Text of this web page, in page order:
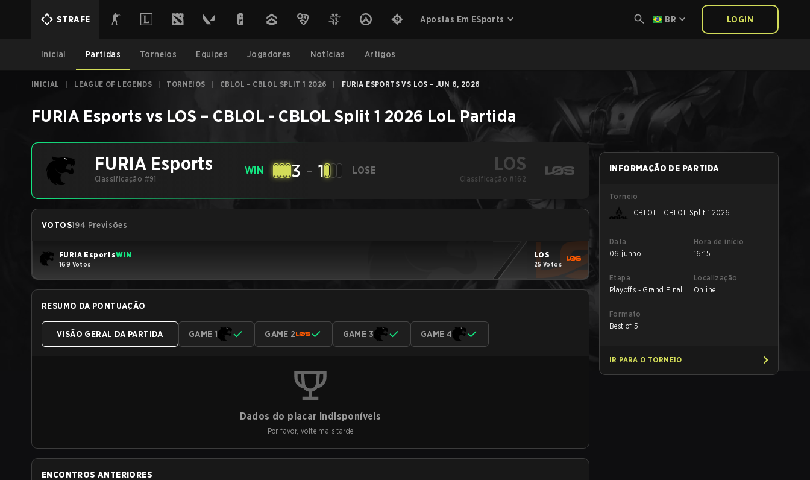
STRAFE Apostas Em ESports BR LOGIN
Inicial Partidas Torneios Equipes Jogadores Notícias Artigos
INICIAL LEAGUE OF LEGENDS TORNEIOS CBLOL - CBLOL SPLIT 1 2026 FURIA ESPORTS VS LOS - JUN 6, 2026
FURIA Esports vs LOS – CBLOL - CBLOL Split 1 2026 LoL Partida
FURIA Esports
Classificação #91
WIN 3 - 1 LOSE LOS
Classificação #162
VOTOS194 Previsões
FURIA EsportsWIN
169 Votos
LOS
25 Votos
RESUMO DA PONTUAÇÃO
VISÃO GERAL DA PARTIDA GAME 1 GAME 2 GAME 3 GAME 4
Dados do placar indisponíveis
Por favor, volte mais tarde
ENCONTROS ANTERIORES
INFORMAÇÃO DE PARTIDA
Torneio
CBLOL - CBLOL Split 1 2026
Data
06 junho
Hora de início
16:15
Etapa
Playoffs - Grand Final
Localização
Online
Formato
Best of 5
IR PARA O TORNEIO